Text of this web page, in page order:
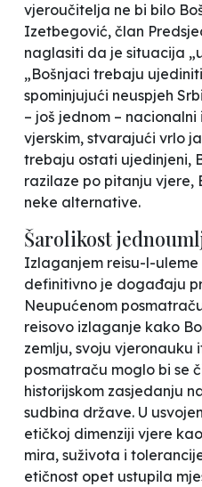
vjeroučitelja ne bi bilo
Izetbegović, član
naglasiti da je situacija
„Bošnjaci trebaju
spominjujući neuspjeh
– još jednom –
vjerskim, stvarajući vrlo
trebaju ostati ujedinjeni,
razilaze po pitanju vjere,
neke alternative.
Šarolikost
Izlaganjem reisu-l-uleme
definitivno je događaju
Neupućenom
reisovo izlaganje kako
zemlju, svoju vjeronauku
posmatraču moglo bi se
historijskom zasjedanju
sudbina države. U
etičkoj dimenziji vjere
mira, suživota i
etičnost opet ustupila